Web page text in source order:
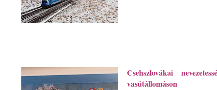
Csehszlovákai
vasútállomáson